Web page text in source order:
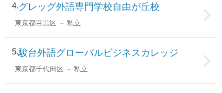
4 グレッグ外語専門学校自由が丘校
東京都目黒区 私立
5 駿台外語グローバルビジネスカレッジ
東京都千代田区 私立